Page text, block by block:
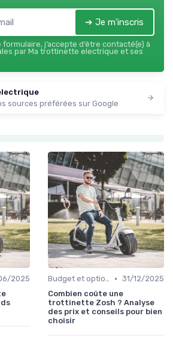
➔ Je m'inscris
j’accepte d’être contacté(e) à
par Ma trottinette electrique et ses
sources préférées sur Google
2025
Budget et options de prix • 31/12/2025
Combien coûte une
trottinette Zosh ? Analyse
des prix et conseils pour bien
choisir